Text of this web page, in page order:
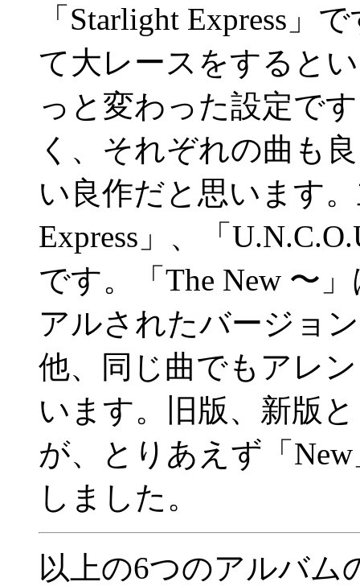
「Starlight Express」
て大レースをすると
っと変わった設定で
く、それぞれの曲も
い良作だと思います
Express」、「
です。「The New 〜
アルされたバージョ
他、同じ曲でもアレ
います。旧版、新版
が、とりあえず「
しました。
以上の6つのアルバム